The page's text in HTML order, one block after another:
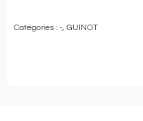
Guinot
Catégories : -, GUINOT